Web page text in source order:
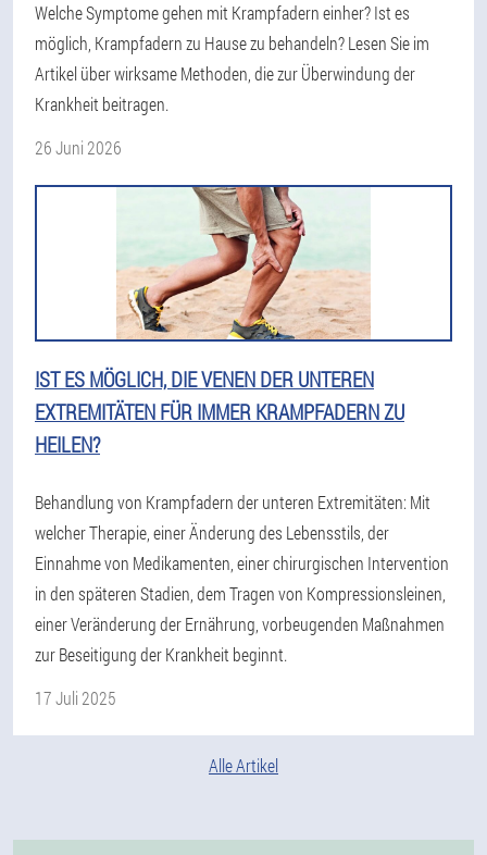
Welche Symptome gehen mit Krampfadern einher? Ist es
möglich, Krampfadern zu Hause zu behandeln? Lesen Sie im
Artikel über wirksame Methoden, die zur Überwindung der
Krankheit beitragen.
26 Juni 2026
IST ES MÖGLICH, DIE VENEN DER UNTEREN
EXTREMITÄTEN FÜR IMMER KRAMPFADERN ZU
HEILEN?
Behandlung von Krampfadern der unteren Extremitäten: Mit
welcher Therapie, einer Änderung des Lebensstils, der
Einnahme von Medikamenten, einer chirurgischen Intervention
in den späteren Stadien, dem Tragen von Kompressionsleinen,
einer Veränderung der Ernährung, vorbeugenden Maßnahmen
zur Beseitigung der Krankheit beginnt.
17 Juli 2025
Alle Artikel